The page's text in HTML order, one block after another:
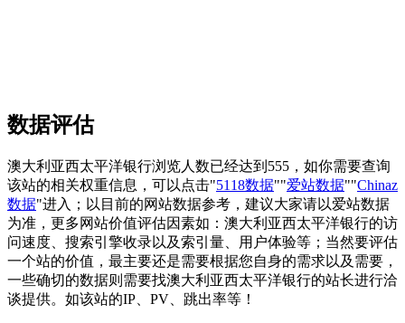
数据评估
澳大利亚西太平洋银行浏览人数已经达到555，如你需要查询
该站的相关权重信息，可以点击"5118数据""爱站数据""Chinaz
数据"进入；以目前的网站数据参考，建议大家请以爱站数据
为准，更多网站价值评估因素如：澳大利亚西太平洋银行的访
问速度、搜索引擎收录以及索引量、用户体验等；当然要评估
一个站的价值，最主要还是需要根据您自身的需求以及需要，
一些确切的数据则需要找澳大利亚西太平洋银行的站长进行洽
谈提供。如该站的IP、PV、跳出率等！